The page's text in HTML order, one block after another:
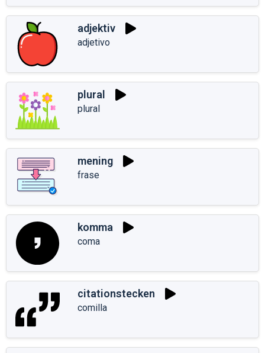
adjektiv
adjetivo
plural
plural
mening
frase
komma
coma
citationstecken
comilla